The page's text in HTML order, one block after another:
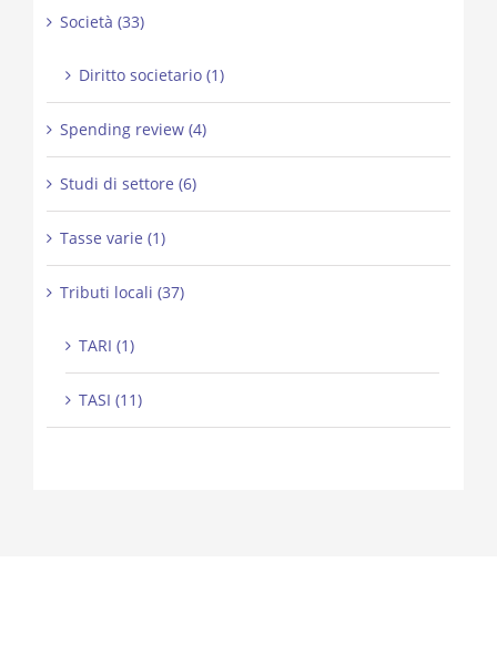
Società (33)
Diritto societario (1)
Spending review (4)
Studi di settore (6)
Tasse varie (1)
Tributi locali (37)
TARI (1)
TASI (11)